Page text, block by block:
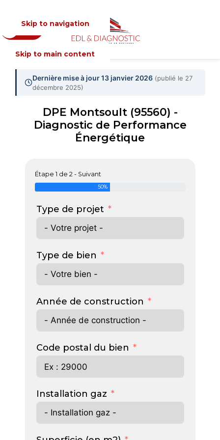
Skip to navigation
Skip to main content
MENU
Dernière mise à jour 13 janvier 2026 (publié le 27
décembre 2025)
DPE Montsoult (95560) -
Diagnostic de Performance
Énergétique
Étape 1 de 2 - Suivant
50%
Type de projet
Type de bien
Année de construction
Code postal du bien
Installation gaz